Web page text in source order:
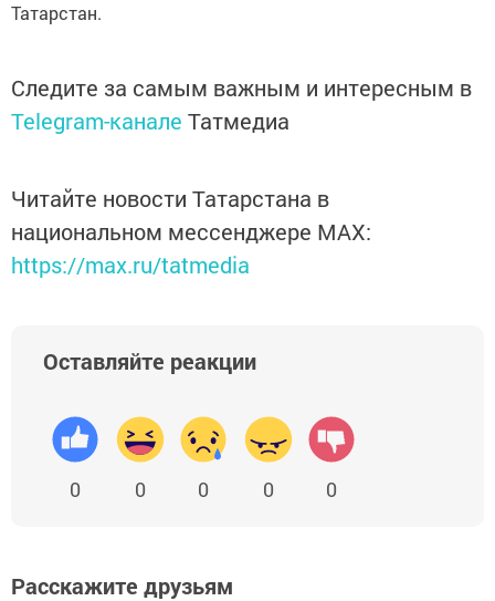
Татарстан.
Следите за самым важным и интересным в
Telegram-канале Татмедиа
Читайте новости Татарстана в
национальном мессенджере MАХ:
https://max.ru/tatmedia
Оставляйте реакции
0 0 0 0 0
Расскажите друзьям